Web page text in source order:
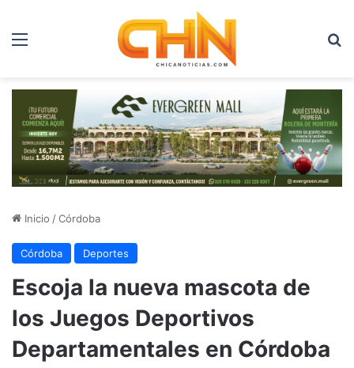
Menú
Inicio /Córdoba
Córdoba Deportes
Escoja la nueva mascota de
los Juegos Deportivos
Departamentales en Córdoba